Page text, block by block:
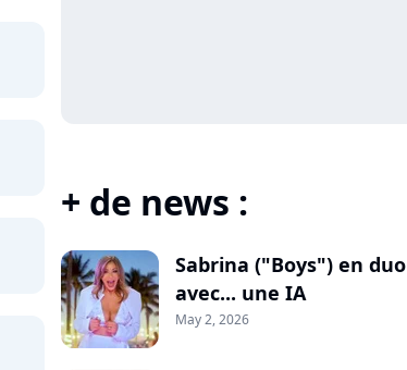
+ de news :
Sabrina ("Boys") en duo
avec... une IA
May 2, 2026